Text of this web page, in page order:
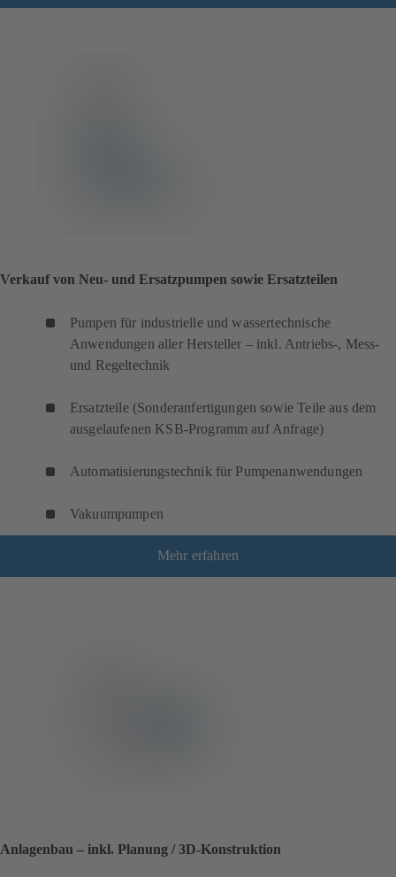
Verkauf von Neu- und Ersatzpumpen sowie Ersatzteilen
Pumpen für industrielle und wassertechnische
Anwendungen aller Hersteller – inkl. Antriebs-, Mess-
und Regeltechnik
Ersatzteile (Sonderanfertigungen sowie Teile aus dem
ausgelaufenen KSB-Programm auf Anfrage)
Automatisierungstechnik für Pumpenanwendungen
Vakuumpumpen
Mehr erfahren
Anlagenbau – inkl. Planung / 3D-Konstruktion